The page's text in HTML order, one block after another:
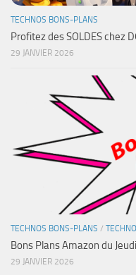
TECHNOS BONS-PLANS
Profitez des SOLDES chez
29 JANVIER 2026
TECHNOS BONS-PLANS /
Bons Plans Amazon du
29 JANVIER 2026